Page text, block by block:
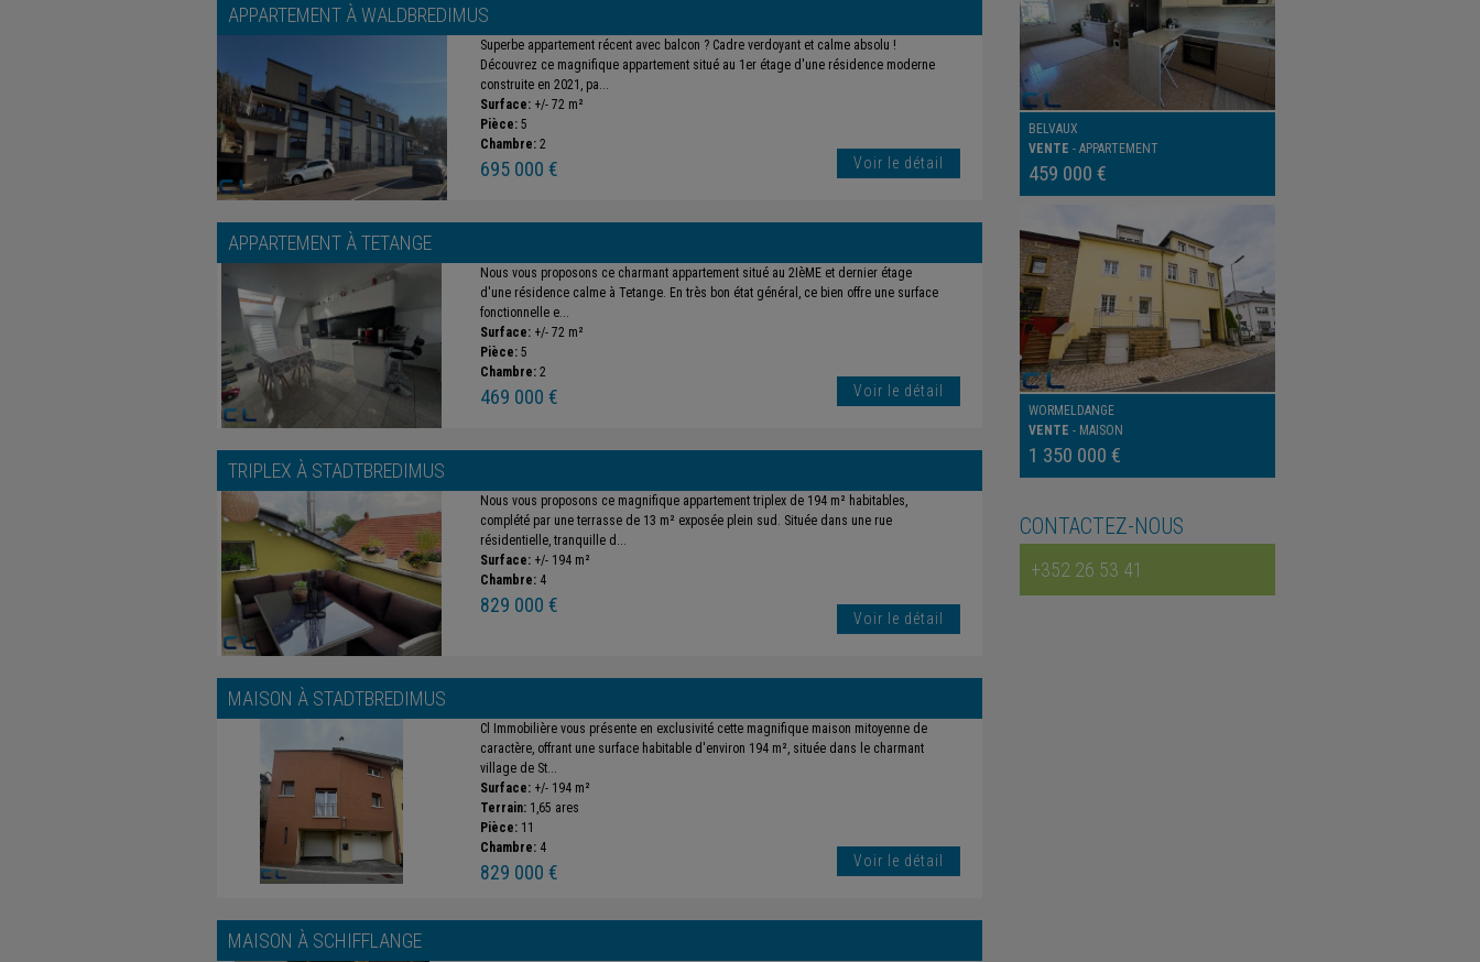
APPARTEMENT ÀWALDBREDIMUS
Superbe appartement récent avec balcon ? Cadre verdoyant et calme absolu !
Découvrez ce magnifique appartement situé au 1er étage d'une résidence moderne
construite en 2021, pa...
Surface: +/- 72 m²
Pièce: 5
Chambre: 2
695 000 € Voir le détail
APPARTEMENT ÀTETANGE
Nous vous proposons ce charmant appartement situé au 2IèME et dernier étage
d'une résidence calme à Tetange. En très bon état général, ce bien offre une surface
fonctionnelle e...
Surface: +/- 72 m²
Pièce: 5
Chambre: 2
469 000 € Voir le détail
TRIPLEX À STADTBREDIMUS
Nous vous proposons ce magnifique appartement triplex de 194 m² habitables,
complété par une terrasse de 13 m² exposée plein sud. Située dans une rue
résidentielle, tranquille d...
Surface: +/- 194 m²
Chambre: 4
829 000 €
Voir le détail
MAISON À STADTBREDIMUS
Cl Immobilière vous présente en exclusivité cette magnifique maison mitoyenne de
caractère, offrant une surface habitable d'environ 194 m², située dans le charmant
village de St...
Surface: +/- 194 m²
Terrain: 1,65 ares
Pièce: 11
Chambre: 4
829 000 € Voir le détail
MAISON À SCHIFFLANGE
BELVAUX
VENTE - APPARTEMENT
459 000 €
WORMELDANGE
VENTE - MAISON
1 350 000 €
CONTACTEZ-NOUS
+352 26 53 41